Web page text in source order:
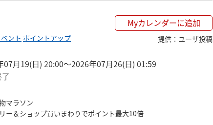
cal/8372
にもご登録ください
ント ポイントアップ
Myカレンダーに追加
提供 ： ユーザ投稿
07月19(日) 20:00〜2026年07月26(日) 01:59
マラソン
ー＆ショップ買いまわりでポイント最大10倍